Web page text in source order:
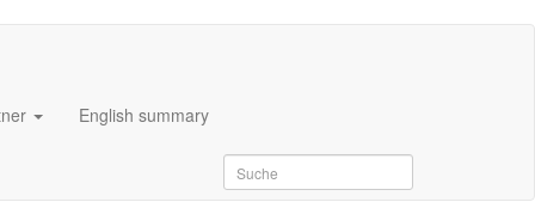
English summary